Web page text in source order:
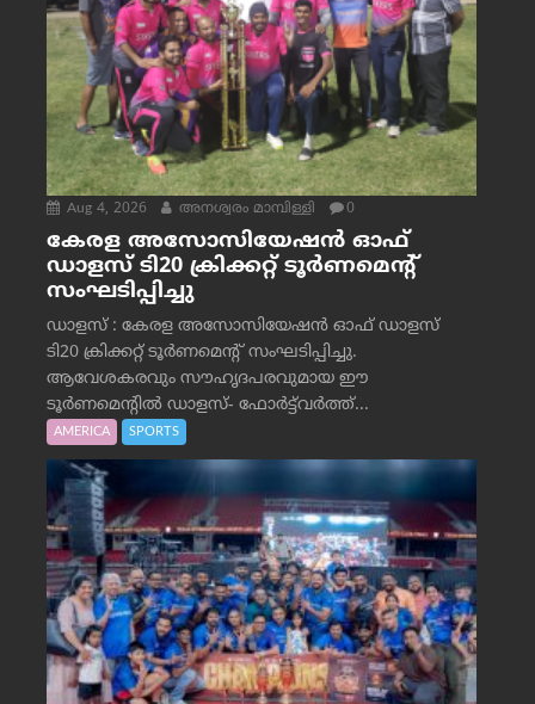
Aug 4, 2026 അനശ്വരം മാമ്പിള്ളി 0
കേരള അസോസിയേഷൻ ഓഫ്
ഡാളസ് ടി20 ക്രിക്കറ്റ് ടൂർണമെന്റ്
സംഘടിപ്പിച്ചു
ഡാളസ് : കേരള അസോസിയേഷൻ ഓഫ് ഡാളസ്
ടി20 ക്രിക്കറ്റ് ടൂർണമെന്റ് സംഘടിപ്പിച്ചു.
ആവേശകരവും സൗഹൃദപരവുമായ ഈ
ടൂർണമെന്റിൽ ഡാളസ്- ഫോർട്ട്‌വര്‍ത്ത്...
AMERICA SPORTS